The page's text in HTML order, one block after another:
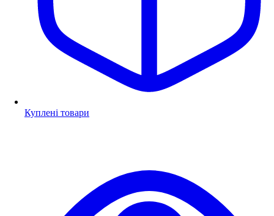
Куплені товари